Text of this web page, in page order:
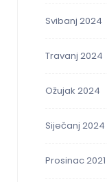
Svibanj 2024
Travanj 2024
Ožujak 2024
Siječanj 2024
Prosinac 2021